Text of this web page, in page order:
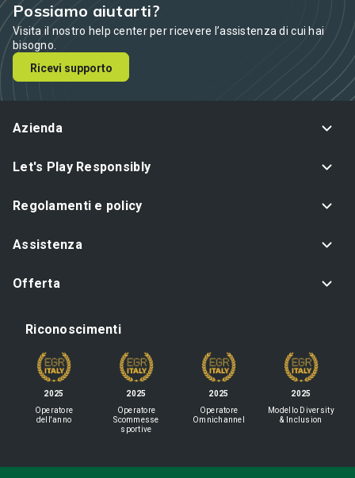
Possiamo aiutarti?
Visita il nostro help center per ricevere l’assistenza di cui hai
bisogno.
Ricevi supporto
Azienda
Let's Play Responsibly
Regolamenti e policy
Assistenza
Offerta
Riconoscimenti
2025
Operatore
dell'anno
2025
Operatore
Scommesse
sportive
2025
Operatore
Omnichannel
2025
Modello Diversity
& Inclusion